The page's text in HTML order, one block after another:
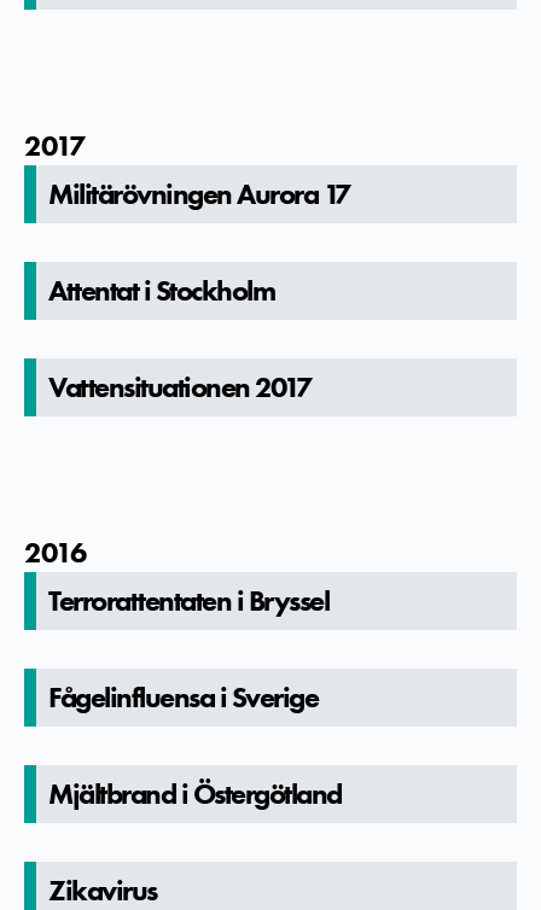
2017
Militärövningen Aurora 17
Attentat i Stockholm
Vattensitu­ationen 2017
2016
Terroratte­ntaten i Bryssel
Fågelinfluen­sa i Sverige
Mjältbrand i Östergötland
Zikavirus